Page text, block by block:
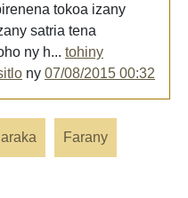
tokoa izany
satria tena
ny h... tohiny
ny 07/08/2015 00:32
Farany